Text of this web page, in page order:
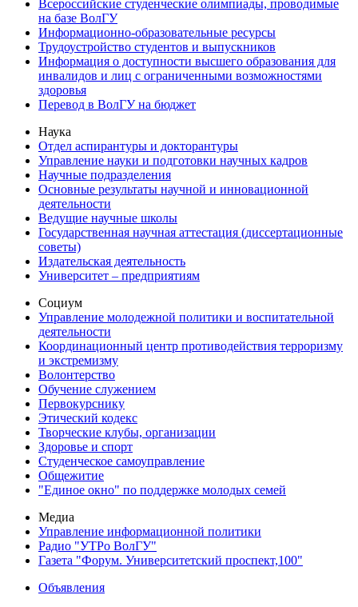
Всероссийские студенческие олимпиады, проводимые
на базе ВолГУ
Информационно-образовательные ресурсы
Трудоустройство студентов и выпускников
Информация о доступности высшего образования для
инвалидов и лиц с ограниченными возможностями
здоровья
Перевод в ВолГУ на бюджет
Наука
Отдел аспирантуры и докторантуры
Управление науки и подготовки научных кадров
Научные подразделения
Основные результаты научной и инновационной
деятельности
Ведущие научные школы
Государственная научная аттестация (диссертационные
советы)
Издательская деятельность
Университет – предприятиям
Социум
Управление молодежной политики и воспитательной
деятельности
Координационный центр противодействия терроризму
и экстремизму
Волонтерство
Обучение служением
Первокурснику
Этический кодекс
Творческие клубы, организации
Здоровье и спорт
Студенческое самоуправление
Общежитие
"Единое окно" по поддержке молодых семей
Медиа
Управление информационной политики
Радио "УТРо ВолГУ"
Газета "Форум. Университетский проспект,100"
Объявления